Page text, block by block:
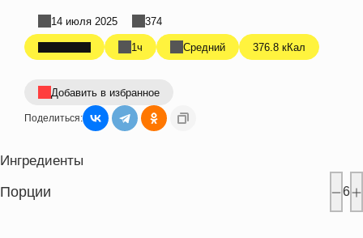
1ч Средний 376.8 кКал
14 июля 2025 374
Добавить в избранное
Поделиться:
Ингредиенты
Порции 6